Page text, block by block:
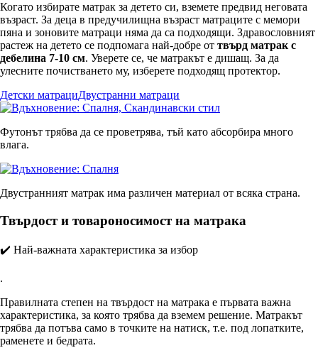
Когато избирате матрак за детето си, вземете предвид неговата
възраст. За деца в предучилищна възраст матраците с мемори
пяна и зоновите матраци няма да са подходящи. Здравословният
растеж на детето се подпомага най-добре от твърд матрак с
дебелина 7-10 см. Уверете се, че матракът е дишащ. За да
улесните почистването му, изберете подходящ протектор.
Детски матрациДвустранни матраци
Футонът трябва да се проветрява, тъй като абсорбира много
влага.
Двустранният матрак има различен материал от всяка страна.
Твърдост и товароносимост на матрака
✔️ Най-важната характеристика за избор
.
Правилната степен на твърдост на матрака е първата важна
характеристика, за която трябва да вземем решение. Матракът
трябва да потъва само в точките на натиск, т.е. под лопатките,
раменете и бедрата.